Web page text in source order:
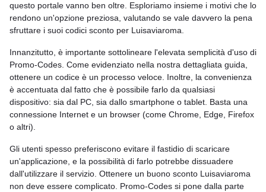
questo portale vanno ben oltre. Esploriamo insieme i motivi che lo
rendono un'opzione preziosa, valutando se vale davvero la pena
sfruttare i suoi codici sconto per Luisaviaroma.
Innanzitutto, è importante sottolineare l'elevata semplicità d'uso di
Promo-Codes. Come evidenziato nella nostra dettagliata guida,
ottenere un codice è un processo veloce. Inoltre, la convenienza
è accentuata dal fatto che è possibile farlo da qualsiasi
dispositivo: sia dal PC, sia dallo smartphone o tablet. Basta una
connessione Internet e un browser (come Chrome, Edge, Firefox
o altri).
Gli utenti spesso preferiscono evitare il fastidio di scaricare
un'applicazione, e la possibilità di farlo potrebbe dissuadere
dall'utilizzare il servizio. Ottenere un buono sconto Luisaviaroma
non deve essere complicato. Promo-Codes si pone dalla parte